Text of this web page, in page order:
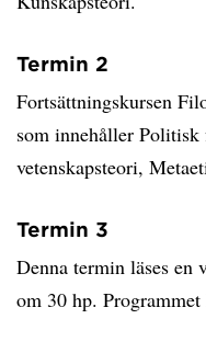
Termin 2
Fortsättningskursen
som innehåller Politisk
vetenskapsteori,
Termin 3
Denna termin läses en
om 30 hp.